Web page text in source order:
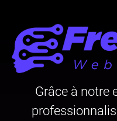
Grâce à notre